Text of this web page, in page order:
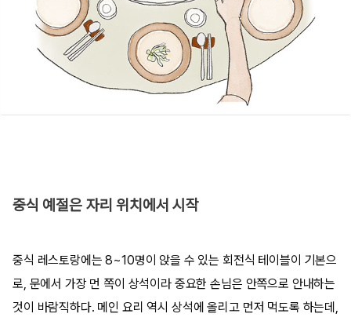
중식 예절은 자리 위치에서 시작
중식 레스토랑에는 8~10명이 앉을 수 있는 회전식 테이블이 기본으
로, 문에서 가장 먼 쪽이 상석이라 중요한 손님은 안쪽으로 안내하는
것이 바람직하다. 메인 요리 역시 상석에 올리고 먼저 먹도록 하는데,